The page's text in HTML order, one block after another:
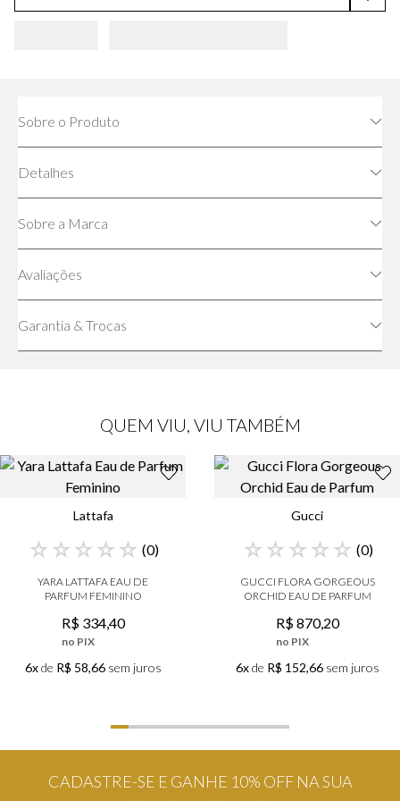
Sobre o Produto
Detalhes
Sobre a Marca
Avaliações
Garantia & Trocas
QUEM VIU, VIU TAMBÉM
Lattafa
☆ ☆ ☆ ☆ ☆ (0)
YARA LATTAFA EAU DE
PARFUM FEMININO
R$ 334,40
no PIX
6xde R$ 58,66sem juros
Gucci
☆ ☆ ☆ ☆ ☆ (0)
GUCCI FLORA GORGEOUS
ORCHID EAU DE PARFUM
R$870,20
no PIX
6xde R$ 152,66sem juros
CADASTRE-SE E GANHE 10% OFF NA SUA